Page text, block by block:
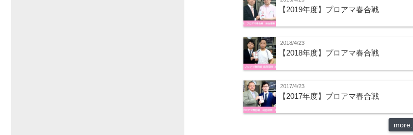
【2019年度】プロアマ春合戦
2018/4/23
【2018年度】プロアマ春合戦
2017/4/23
【2017年度】プロアマ春合戦
more...